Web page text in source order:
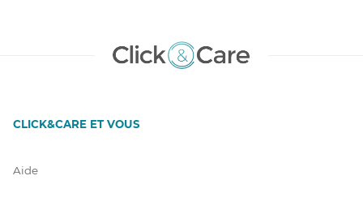
CLICK&CARE ET VOUS
Aide